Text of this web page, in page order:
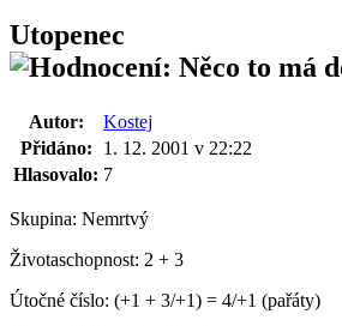
Utopenec
Autor:
Kostej
Přidáno:
1. 12. 2001 v 22:22
Hlasovalo: 7
Skupina: Nemrtvý
Životaschopnost: 2 + 3
Útočné číslo: (+1 + 3/+1) = 4/+1 (pařáty)